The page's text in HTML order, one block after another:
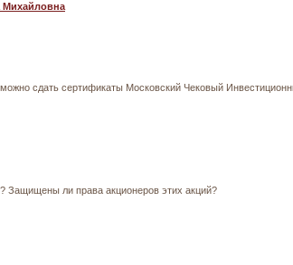
сдать сертификаты Московский Чековый
Защищены ли права акционеров этих акций?